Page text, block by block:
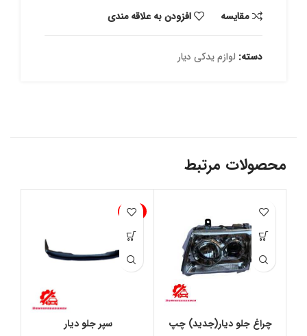
مقايسه
افزودن به علاقه مندی
دسته: لوازم یدکی دیار
محصولات مرتبط
چراغ جلو دیار(جدید) چپ
-4%
سپر جلو دیار